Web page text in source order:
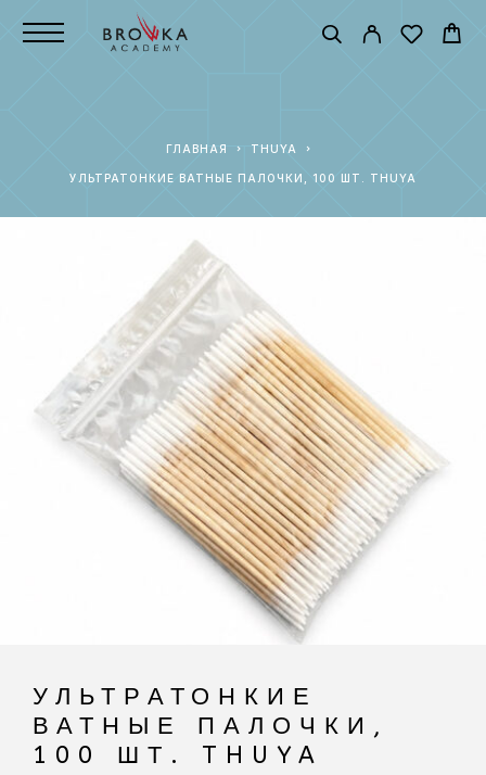
ГЛАВНАЯ THUYA
УЛЬТРАТОНКИЕ ВАТНЫЕ ПАЛОЧКИ, 100 ШТ. THUYA
УЛЬТРАТОНКИЕ
ВАТНЫЕ ПАЛОЧКИ,
100 ШТ. THUYA